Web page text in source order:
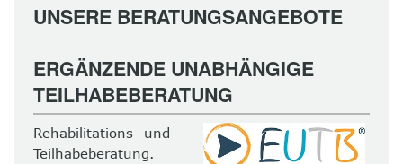
UNSERE BERATUNGSANGEBOTE
ERGÄNZENDE UNABHÄNGIGE
TEILHABEBERATUNG
Rehabilitations- und
Teilhabeberatung.